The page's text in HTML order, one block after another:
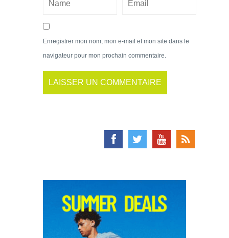
Enregistrer mon nom, mon e-mail et mon site dans le
navigateur pour mon prochain commentaire.